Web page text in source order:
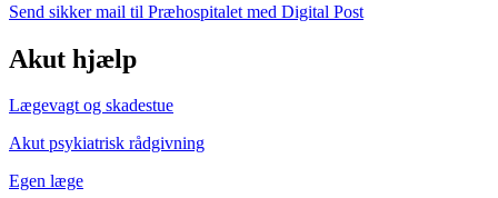
Send sikker mail til Præhospitalet med Digital Post
Akut hjælp
Lægevagt og skadestue
Akut psykiatrisk rådgivning
Egen læge